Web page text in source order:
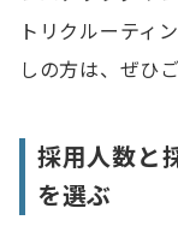
トリクルーティ
しの方は、ぜひ
採用人数と
を選ぶ